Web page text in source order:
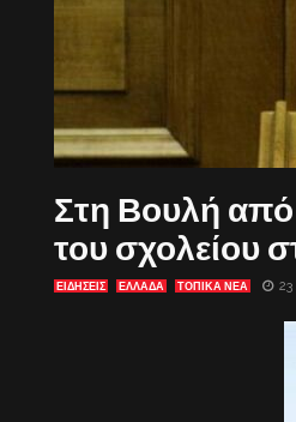
Στη Βουλή
του σχολείου
ΕΙΔΗΣΕΙΣ ΕΛΛΑΔΑ ΤΟΠΙΚΑ ΝΕΑ 23